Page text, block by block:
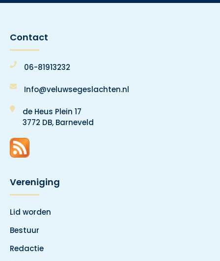
Contact
06-81913232
Info@veluwsegeslachten.nl
de Heus Plein 17
3772 DB, Barneveld
Vereniging
Lid worden
Bestuur
Redactie